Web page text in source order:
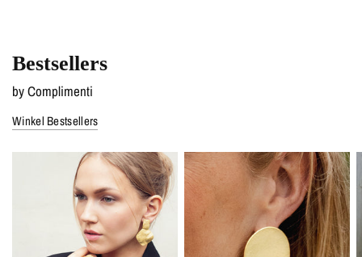
Bestsellers
by Complimenti
Winkel Bestsellers